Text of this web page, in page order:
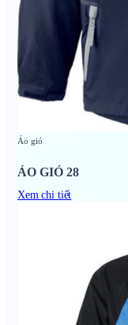
Áo gió
ÁO GIÓ 28
Xem chi tiết